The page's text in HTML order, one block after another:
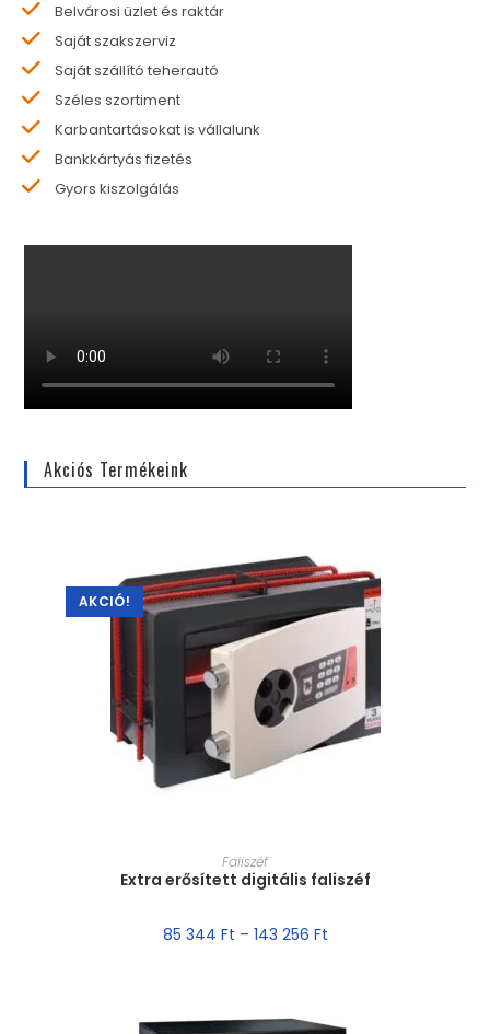
Belvárosi üzlet és raktár
Saját szakszerviz
Saját szállító teherautó
Széles szortiment
Karbantartásokat is vállalunk
Bankkártyás fizetés
Gyors kiszolgálás
Akciós Termékeink
AKCIÓ!
MÉRET VÁLASZTÁSA
Faliszéf
Extra erősített digitális faliszéf
85 344 Ft – 143 256 Ft